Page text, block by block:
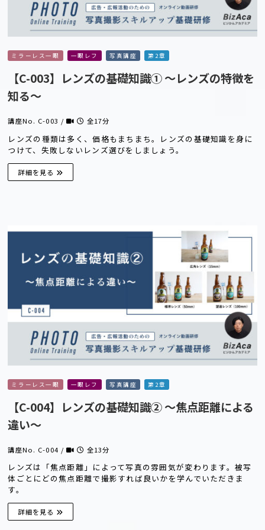
ミラーレス一眼 一眼レフ 写真講座 第2章
【C-003】レンズの基礎知識① 〜レンズの特徴を
知る〜
講座No. C-003 / 全17分
レンズの種類は多く、価格もまちまち。レンズの基礎知識を身に
つけて、失敗しないレンズ選びをしましょう。
詳細を見る
ミラーレス一眼 一眼レフ 写真講座 第2章
【C-004】レンズの基礎知識② 〜焦点距離による
違い〜
講座No. C-004 / 全13分
レンズは「焦点距離」によって写真の雰囲気が変わります。被写
体ごとにどの焦点距離で撮影すれば良いかを学んでいただきま
す。
詳細を見る